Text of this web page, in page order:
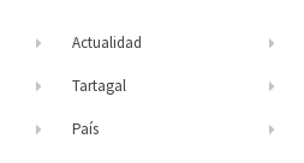
Actualidad
Tartagal
País